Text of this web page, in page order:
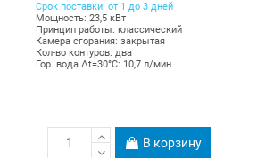
Срок поставки: от 1 до 3 дней
Мощность: 23,5 кВт
Принцип работы: классический
Камера сгорания: закрытая
Кол-во контуров: два
Гор. вода Δt=30°C: 10,7 л/мин
В корзину